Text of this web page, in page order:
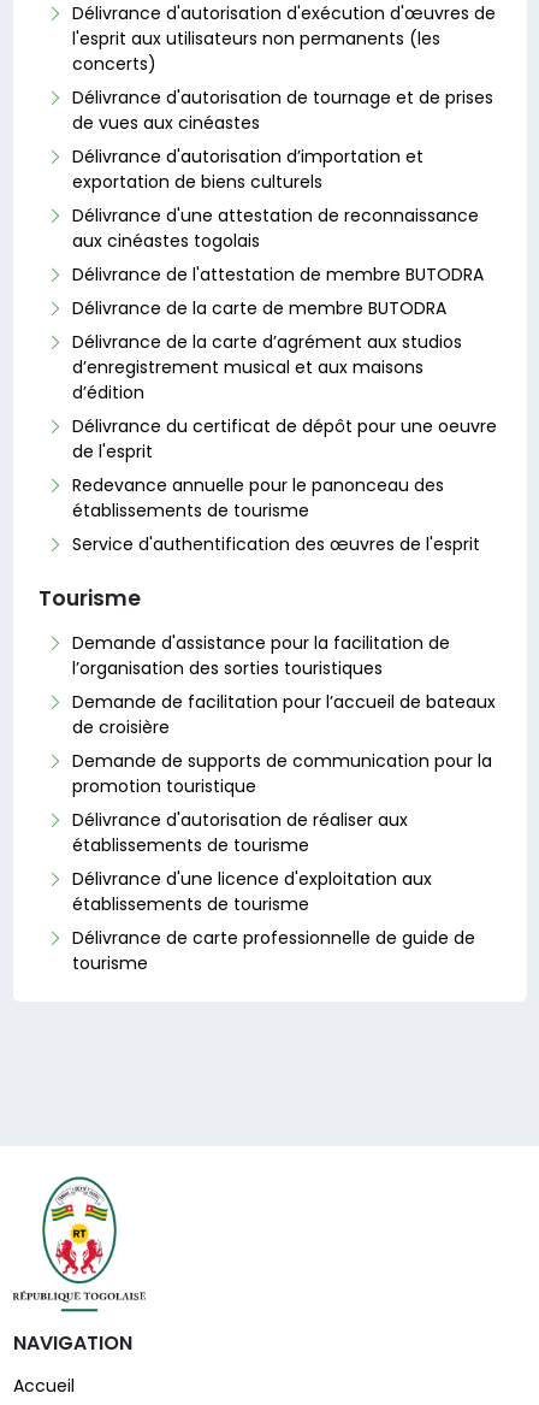
Délivrance d'autorisation d'exécution d'œuvres de
l'esprit aux utilisateurs non permanents (les
concerts)
Délivrance d'autorisation de tournage et de prises
de vues aux cinéastes
Délivrance d'autorisation d’importation et
exportation de biens culturels
Délivrance d'une attestation de reconnaissance
aux cinéastes togolais
Délivrance de l'attestation de membre BUTODRA
Délivrance de la carte de membre BUTODRA
Délivrance de la carte d’agrément aux studios
d’enregistrement musical et aux maisons
d’édition
Délivrance du certificat de dépôt pour une oeuvre
de l'esprit
Redevance annuelle pour le panonceau des
établissements de tourisme
Service d'authentification des œuvres de l'esprit
Tourisme
Demande d'assistance pour la facilitation de
l’organisation des sorties touristiques
Demande de facilitation pour l’accueil de bateaux
de croisière
Demande de supports de communication pour la
promotion touristique
Délivrance d'autorisation de réaliser aux
établissements de tourisme
Délivrance d'une licence d'exploitation aux
établissements de tourisme
Délivrance de carte professionnelle de guide de
tourisme
NAVIGATION
Accueil